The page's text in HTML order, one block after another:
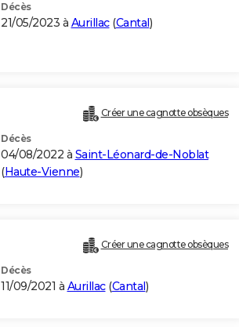
Décès
21/05/2023 à Aurillac(Cantal)
Créer une cagnotte obsèques
Décès
04/08/2022 à Saint-Léonard-de-Noblat
(Haute-Vienne)
Créer une cagnotte obsèques
Décès
11/09/2021 à Aurillac(Cantal)